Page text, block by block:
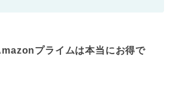
プライムは本当にお得で